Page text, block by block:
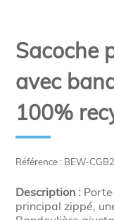
Référence : BEW-
Sacoche
avec
100%
Description :
principal zippé,